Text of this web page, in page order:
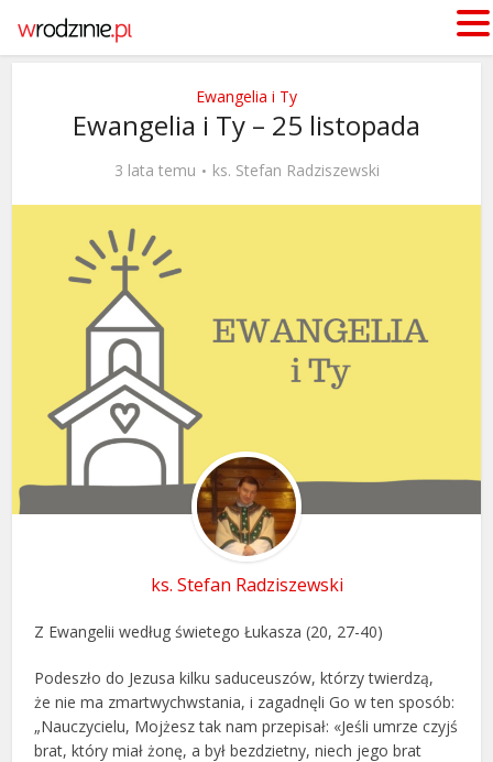
Ewangelia i Ty
Ewangelia i Ty – 25 listopada
3 lata temu ks. Stefan Radziszewski
ks. Stefan Radziszewski
Z Ewangelii według świetego Łukasza (20, 27-40)
Podeszło do Jezusa kilku saduceuszów, którzy twierdzą,
że nie ma zmartwychwstania, i zagadnęli Go w ten sposób:
„Nauczycielu, Mojżesz tak nam przepisał: «Jeśli umrze czyjś
brat, który miał żonę, a był bezdzietny, niech jego brat